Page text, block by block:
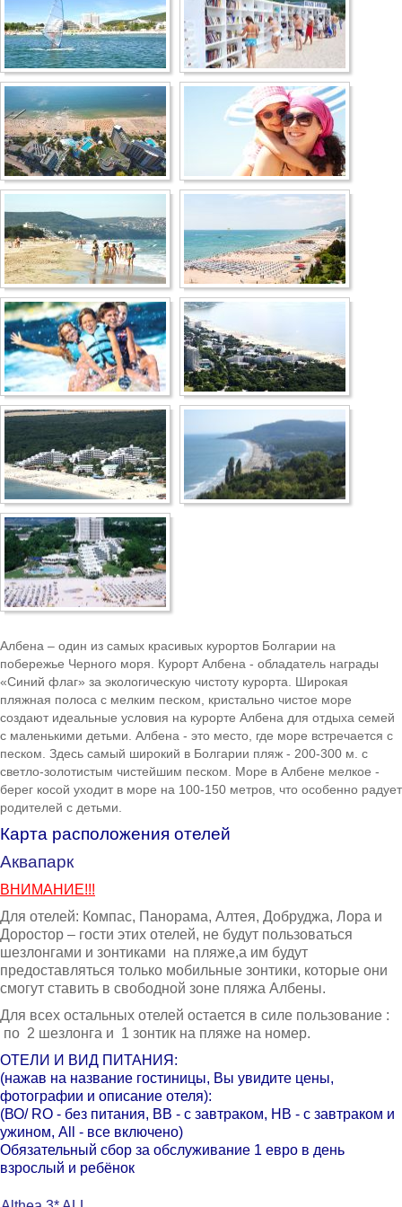
Албена – один из самых красивых курортов Болгарии на
побережье Черного моря. Курорт Албена - обладатель награды
«Синий флаг» за экологическую чистоту курорта. Широкая
пляжная полоса с мелким песком, кристально чистое море
создают идеальные условия на курорте Албена для отдыха семей
с маленькими детьми. Албена - это место, где море встречается с
песком. Здесь самый широкий в Болгарии пляж - 200-300 м. с
светло-золотистым чистейшим песком. Море в Албене мелкое -
берег косой уходит в море на 100-150 метров, что особенно радует
родителей с детьми.
Карта расположения отелей
Аквапарк
ВНИМАНИЕ!!!
Для отелей: Компас, Панорама, Алтея, Добруджа, Лора и
Доростор – гости этих отелей, не будут пользоваться
шезлонгами и зонтиками на пляже,а им будут
предоставляться только мобильные зонтики, которые они
смогут ставить в свободной зоне пляжа Албены.
Для всех остальных отелей остается в силе пользование :
по 2 шезлонга и 1 зонтик на пляже на номер.
ОТЕЛИ И ВИД ПИТАНИЯ:
(нажав на название гостиницы, Вы увидите цены,
фотографии и описание отеля):
(ВО/ RO - без питания, BB - с завтраком, HB - с завтраком и
ужином, All - все включено)
Обязательный сбор за обслуживание 1 евро в день
взрослый и ребёнок
Несебр
Аркутино
Дюны
Царево
Китен
Ривьера
Балчик
Бургас
Банско
Пампорово
Боровец